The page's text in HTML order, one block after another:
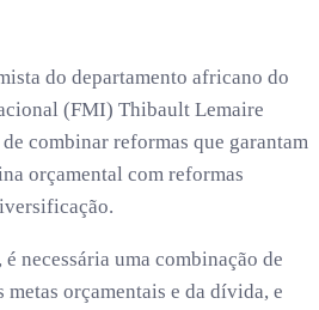
do departamento africano do
(FMI) Thibault Lemaire
combinar reformas que garantam
orçamental com reformas
necessária uma combinação de
orçamentais e da dívida, e